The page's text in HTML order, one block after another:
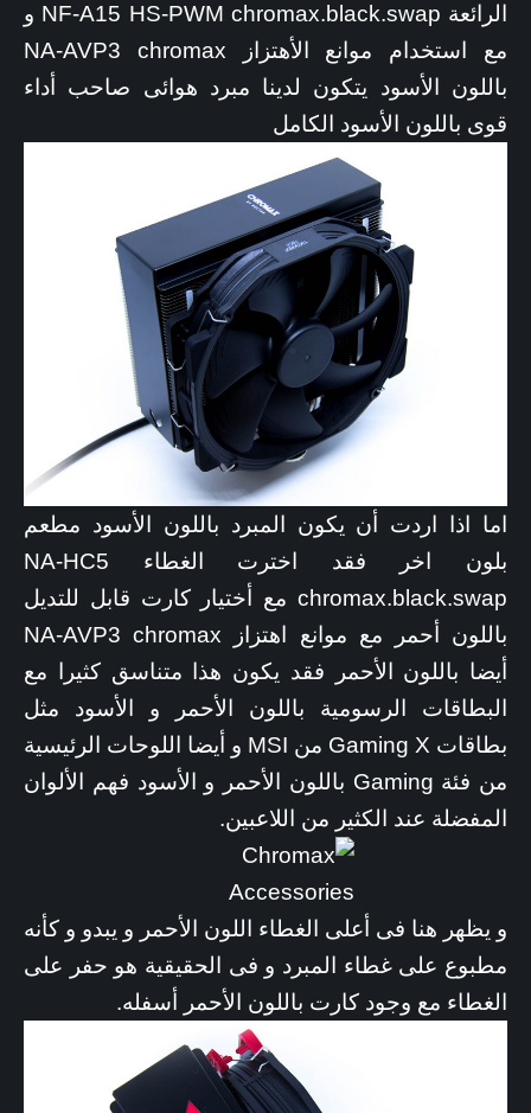
الرائعة NF-A15 HS-PWM chromax.black.swap و
مع استخدام موانع الأهتزاز NA-AVP3 chromax
باللون الأسود يتكون لدينا مبرد هوائى صاحب أداء
قوى باللون الأسود الكامل
اما اذا اردت أن يكون المبرد باللون الأسود مطعم
بلون اخر فقد اخترت الغطاء NA-HC5
chromax.black.swap مع أختيار كارت قابل للتديل
باللون أحمر مع موانع اهتزاز NA-AVP3 chromax
أيضا باللون الأحمر فقد يكون هذا متناسق كثيرا مع
البطاقات الرسومية باللون الأحمر و الأسود مثل
بطاقات Gaming X من MSI و أيضا اللوحات الرئيسية
من فئة Gaming باللون الأحمر و الأسود فهم الألوان
المفضلة عند الكثير من اللاعبين.
و يظهر هنا فى أعلى الغطاء اللون الأحمر و يبدو و كأنه
مطبوع على غطاء المبرد و فى الحقيقية هو حفر على
الغطاء مع وجود كارت باللون الأحمر أسفله.